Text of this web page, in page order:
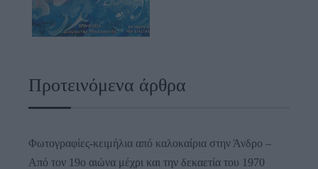
Προτεινόμενα άρθρα
Φωτογραφίες-κειμήλια από καλοκαίρια στην Άνδρο –
Από τον 19ο αιώνα μέχρι και την δεκαετία του 1970